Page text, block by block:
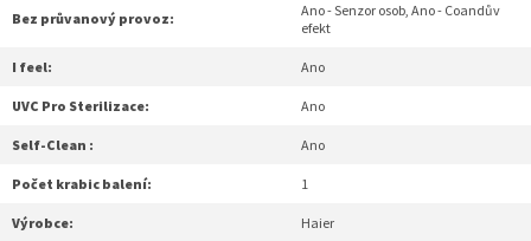
Bez průvanový provoz:
Ano - Senzor osob, Ano - Coandův
efekt
I feel: Ano
UVC Pro Sterilizace: Ano
Self-Clean : Ano
Počet krabic balení: 1
Výrobce: Haier